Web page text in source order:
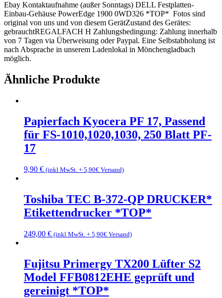
Ebay Kontaktaufnahme (außer Sonntags) DELL Festplatten-
Einbau-Gehäuse PowerEdge 1900 0WD326 *TOP* Fotos sind
original von uns und von diesem GerätZustand des Gerätes:
gebrauchtREGALFACH H Zahlungsbedingung: Zahlung innerhalb
von 7 Tagen via Überweisung oder Paypal. Eine Selbstabholung ist
nach Absprache in unserem Ladenlokal in Mönchengladbach
möglich.
Ähnliche Produkte
Papierfach Kyocera PF 17, Passend
für FS-1010,1020,1030, 250 Blatt PF-
17
9,90 € (inkl MwSt. + 5,90€ Versand)
Toshiba TEC B-372-QP DRUCKER*
Etikettendrucker *TOP*
249,00 € (inkl MwSt. + 5,90€ Versand)
Fujitsu Primergy TX200 Lüfter S2
Model FFB0812EHE geprüft und
gereinigt *TOP*